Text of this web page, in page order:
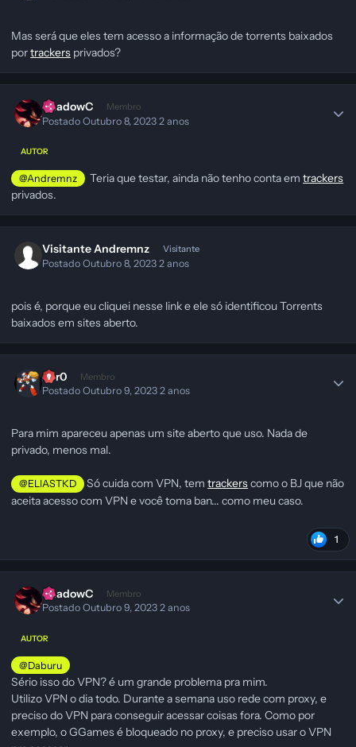
Mas será que eles tem acesso a informação de torrents baixados
portrackers privados?
ShadowC Membro
PostadoOutubro 8, 20232 anos
AUTOR
@Andremnz Teria que testar, ainda não tenho conta emtrackers
privados.
Visitante Andremnz Visitante
PostadoOutubro 8, 20232 anos
pois é, porque eu cliquei nesse link e ele só identificou Torrents
baixados em sites aberto.
Z3r0 Membro
PostadoOutubro 9, 20232 anos
Para mim apareceu apenas um site aberto que uso. Nada de
privado, menos mal.
@ELIASTKD Só cuida com VPN, temtrackerscomo o BJ que não
aceita acesso com VPN e você toma ban... como meu caso.
1
ShadowC Membro
PostadoOutubro 9, 20232 anos
AUTOR
@Daburu
Sério isso do VPN? é um grande problema pra mim.
Utilizo VPN o dia todo. Durante a semana uso rede com proxy, e
preciso do VPN para conseguir acessar coisas fora. Como por
exemplo, o GGames é bloqueado no proxy, e preciso usar o VPN